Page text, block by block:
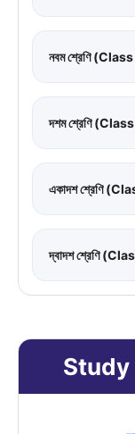
নবম শ্রেণি
দশম শ্রেণি
একাদশ শ্রেণি
দ্বাদশ শ্রেণি
Study